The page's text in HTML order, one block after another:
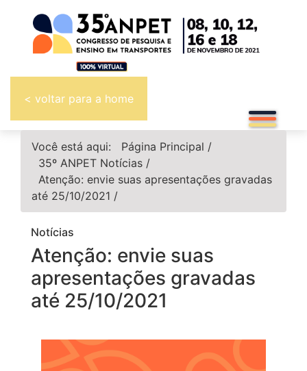
< voltar para a home
Você está aqui: Página Principal /
35º ANPET Notícias /
Atenção: envie suas apresentações gravadas
até 25/10/2021 /
Notícias
Atenção: envie suas
apresentações gravadas
até 25/10/2021